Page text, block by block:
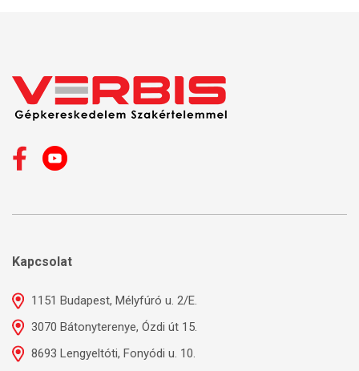
Kapcsolat
1151 Budapest, Mélyfúró u. 2/E.
3070 Bátonyterenye, Ózdi út 15.
8693 Lengyeltóti, Fonyódi u. 10.